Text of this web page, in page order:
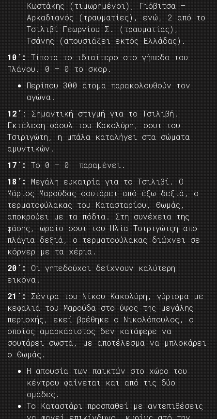
Κωστάκης (τιμωρημένοι), Γιόβιτσα –
Αρκαδιανός (τραυματίες), ενώ, 2 από το
Τσιλιβί Γεωργίου Σ. (τραυματίας),
Τσάνης (απουσιάζει εκτός Ελλάδας).
10΄:
Τίποτα το ιδιαίτερο στο γήπεδο του
Πλάνου. 0 – 0 το σκορ.
Περίπου 300 άτομα παρακολουθούν τον
αγώνα.
12΄ : Σημαντική στιγμή για το Τσιλιβή.
Εκτέλεση φάουλ του Κακολύρη, σουτ του
Τσιριγώτη, η μπάλα καταλήγει στα σώματα
αμυντικών.
17΄:
Το 0 – 0 παραμένει.
18΄:
Μεγάλη ευκαιρία για το Τσιλιβί. Ο
Μάριος Μαρούδας σουτάρει από έξω δεξιά, ο
τερματοφύλακας του Κατασταρίου, Θωμάς,
αποκρούει με τα πόδια. Στη συνέχεια της
φάσης, ωραίο σουτ του Ηλία Τσιριγώτςη από
πλάγια δεξιά, ο τερματοφύλακας διώχνει σε
κόρνερ με τα χέρια.
20΄:
Οι γηπεδούχοι δείχνουν καλύτερη
εικόνα.
21΄:
Σέντρα του Νίκου Κακολύρη, γύρισμα με
κεφαλιά του Μαρούδα στο ύψος της μεγάλης
περιοχής, εκεί βρέθηκε ο Νικολόπουλος, ο
οποίος αμαρκάριστος δεν κατάφερε να
σουτάρει σωστά, με αποτέλεσμα να μπλοκάρει
ο Θωμάς.
Η απουσία των παικτών στο χώρο του
κέντρου φαίνεται και από τις δύο
ομάδες.
Το Καταστάρι προσπαθεί με αντεπιθέσεις